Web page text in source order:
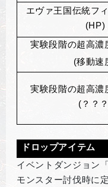
エヴァ王国伝統フ
(HP)
実験段階の超高濃
(移動速
実験段階の超高濃
(？？
ドロップアイテム
イベントダンジョン
モンスター討伐時に